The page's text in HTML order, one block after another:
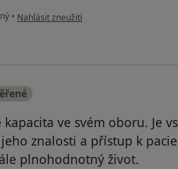
• podle názoru uživatele Borková
Nahlásit zneužití
ve svém oboru. Je
znalosti a přístup k
plnohodnotný život.